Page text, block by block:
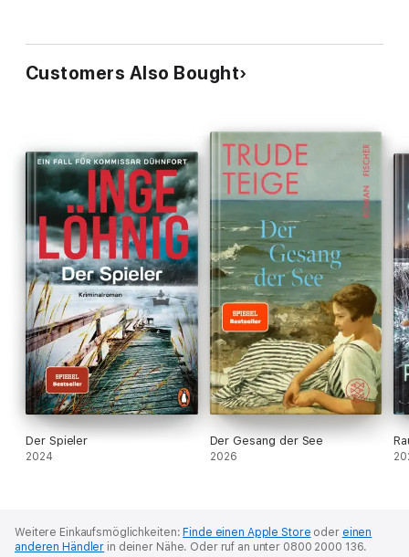
Customers Also Bought
Der Spieler
2024
Der Gesang der See
2026
Weitere Einkaufsmöglichkeiten: Finde einen Apple Store oder einen
anderen Händler in deiner Nähe. Oder ruf an unter 0800 2000 136.